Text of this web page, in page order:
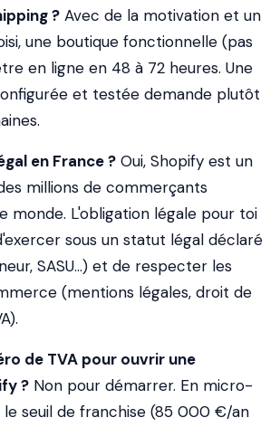
? Avec de la motivation et un
une boutique fonctionnelle (pas
en ligne en 48 à 72 heures. Une
et testée demande plutôt
en France ? Oui, Shopify est un
millions de commerçants
monde. L'obligation légale pour toi
sous un statut légal déclaré
SASU...) et de respecter les
(mentions légales, droit de
de TVA pour ouvrir une
? Non pour démarrer. En micro-
seuil de franchise (85 000 €/an